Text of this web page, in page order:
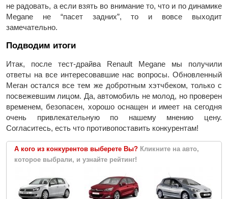
не радовать, а если взять во внимание то, что и по динамике
Megane не “пасет задних”, то и вовсе выходит
замечательно.
Подводим итоги
Итак, после тест-драйва Renault Megane мы получили
ответы на все интересовавшие нас вопросы. Обновленный
Меган остался все тем же добротным хэтчбеком, только с
посвежевшим лицом. Да, автомобиль не молод, но проверен
временем, безопасен, хорошо оснащен и имеет на сегодня
очень привлекательную по нашему мнению цену.
Согласитесь, есть что противопоставить конкурентам!
А кого из конкурентов выберете Вы? Кликните на авто,
которое выбрали, и узнайте рейтинг!